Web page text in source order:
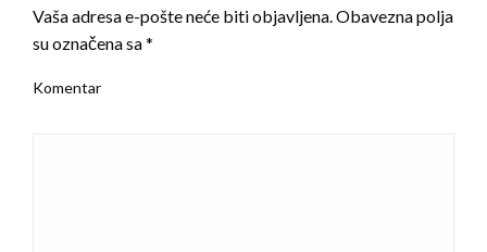
Vaša adresa e-pošte neće biti objavljena.Obavezna polja
su označena sa*
Komentar